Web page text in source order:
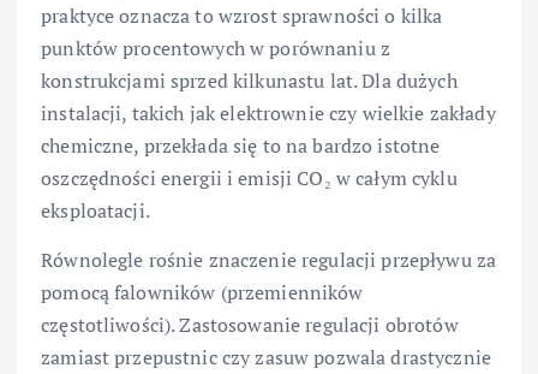
praktyce oznacza to wzrost sprawności o kilka
punktów procentowych w porównaniu z
konstrukcjami sprzed kilkunastu lat. Dla dużych
instalacji, takich jak elektrownie czy wielkie zakłady
chemiczne, przekłada się to na bardzo istotne
oszczędności energii i emisji CO₂ w całym cyklu
eksploatacji.
Równolegle rośnie znaczenie regulacji przepływu za
pomocą falowników (przemienników
częstotliwości). Zastosowanie regulacji obrotów
zamiast przepustnic czy zasuw pozwala drastycznie